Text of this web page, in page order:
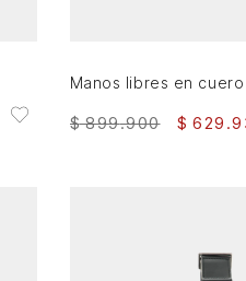
$ 899.900 $ 629 .